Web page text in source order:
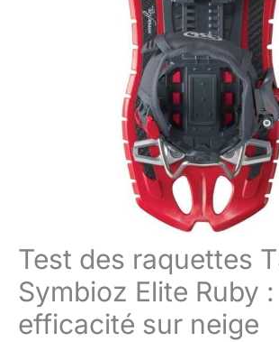
Test des raquettes
Symbioz Elite Ruby :
efficacité sur neige